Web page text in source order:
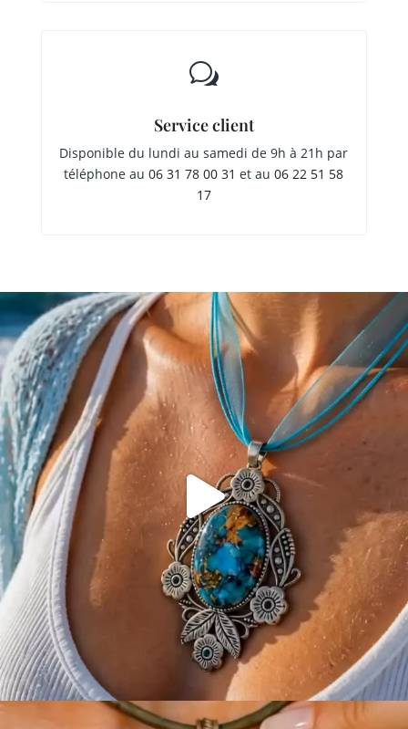
w
Service client
Disponible du lundi au samedi de 9h à 21h par
téléphone au06 31 78 00 31 et au06 22 51 58
17